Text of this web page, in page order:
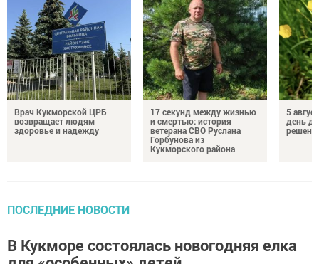
Врач Кукморской ЦРБ
возвращает людям
здоровье и надежду
17 секунд между жизнью
и смертью: история
ветерана СВО Руслана
Горбунова из
Кукморского района
5
день
ПОСЛЕДНИЕ НОВОСТИ
В Кукморе состоялась новогодняя елка